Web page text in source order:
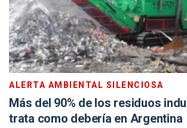
ALERTA AMBIENTAL SILENCIOSA
Más del 90% de los residuos
trata como debería en Argentina